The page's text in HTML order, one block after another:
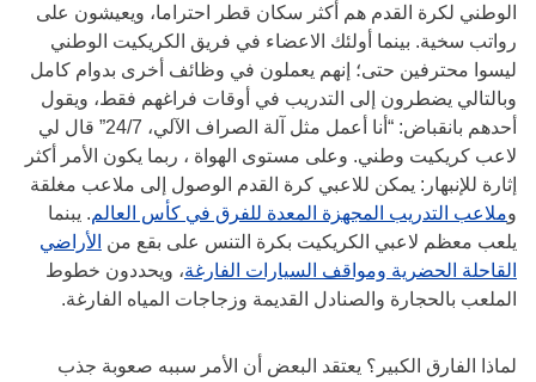
الوطني لكرة القدم هم أكثر سكان قطر احتراما، ويعيشون على
رواتب سخية. بينما أولئك الاعضاء في فريق الكريكيت الوطني
ليسوا محترفين حتى؛ إنهم يعملون في وظائف أخرى بدوام كامل
وبالتالي يضطرون إلى التدريب في أوقات فراغهم فقط، ويقول
أحدهم بانقباض: “أنا أعمل مثل آلة الصراف الآلي، 24/7” قال لي
لاعب كريكيت وطني. وعلى مستوى الهواة ، ربما يكون الأمر أكثر
إثارة للإنبهار: يمكن للاعبي كرة القدم الوصول إلى ملاعب مغلقة
وملاعب التدريب المجهزة المعدة للفرق في كأس العالم. يبنما
يلعب معظم لاعبي الكريكيت بكرة التنس على بقع من الأراضي
القاحلة الحضرية ومواقف السيارات الفارغة، ويحددون خطوط
الملعب بالحجارة والصنادل القديمة وزجاجات المياه الفارغة.
لماذا الفارق الكبير؟ يعتقد البعض أن الأمر سببه صعوبة جذب